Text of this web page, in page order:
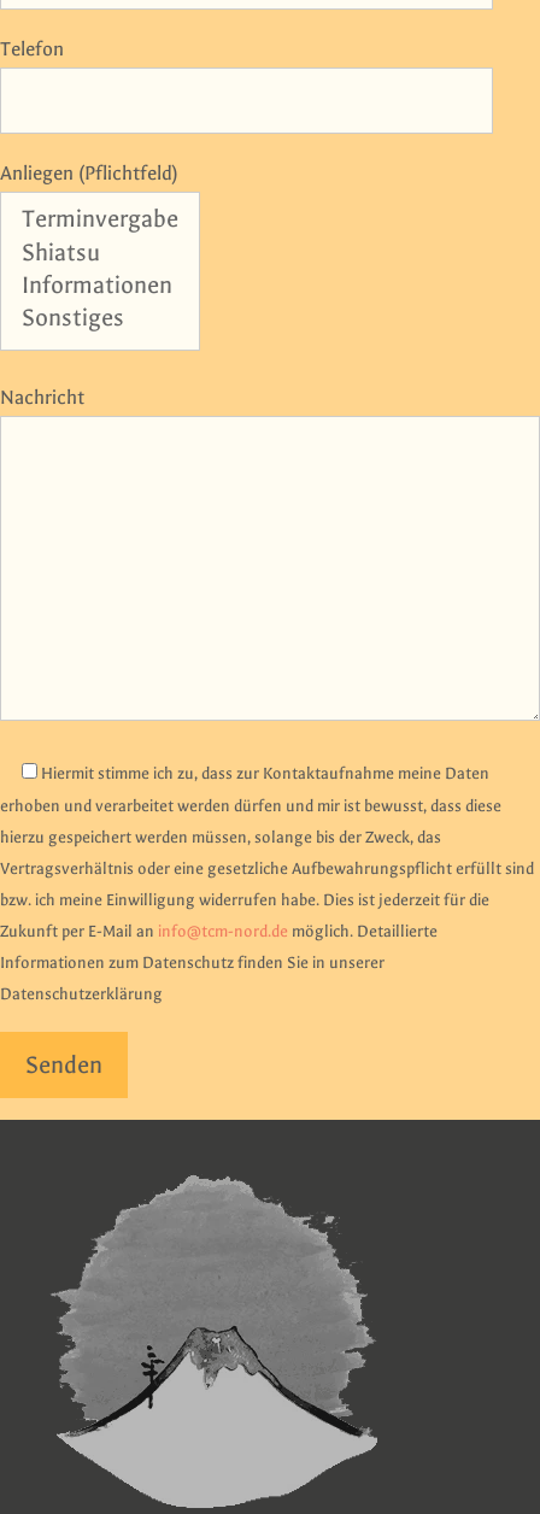
Telefon
Anliegen (Pflichtfeld)
Nachricht
Hiermit stimme ich zu, dass zur Kontaktaufnahme meine Daten
erhoben und verarbeitet werden dürfen und mir ist bewusst, dass diese
hierzu gespeichert werden müssen, solange bis der Zweck, das
Vertragsverhältnis oder eine gesetzliche Aufbewahrungspflicht erfüllt sind
bzw. ich meine Einwilligung widerrufen habe. Dies ist jederzeit für die
Zukunft per E-Mail an info@tcm-nord.de möglich. Detaillierte
Informationen zum Datenschutz finden Sie in unserer
Datenschutzerklärung